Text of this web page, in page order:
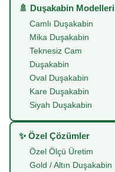
🚿 Duşakabin Modelleri
Camlı Duşakabin
Mika Duşakabin
Teknesiz Cam
Duşakabin
Oval Duşakabin
Kare Duşakabin
Siyah Duşakabin
✨ Özel Çözümler
Özel Ölçü Üretim
Gold / Altın Duşakabin